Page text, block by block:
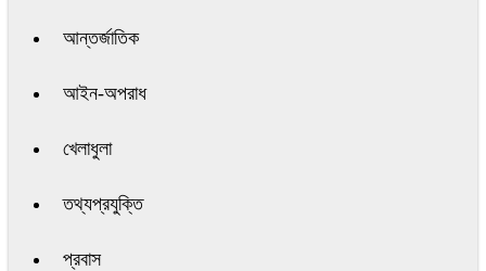
আন্তর্জাতিক
আইন-অপরাধ
খেলাধুলা
তথ্যপ্রযুক্তি
প্রবাস